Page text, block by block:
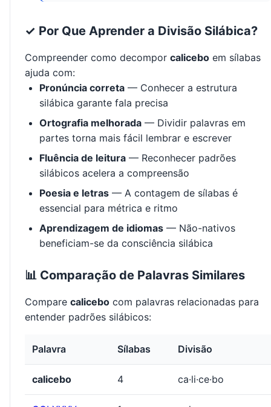
✓ Por Que Aprender a Divisão Silábica?
Compreender como decompor calicebo em sílabas
ajuda com:
Pronúncia correta — Conhecer a estrutura
silábica garante fala precisa
Ortografia melhorada — Dividir palavras em
partes torna mais fácil lembrar e escrever
Fluência de leitura — Reconhecer padrões
silábicos acelera a compreensão
Poesia e letras — A contagem de sílabas é
essencial para métrica e ritmo
Aprendizagem de idiomas — Não-nativos
beneficiam-se da consciência silábica
📊 Comparação de Palavras Similares
Compare calicebo com palavras relacionadas para
entender padrões silábicos:
Palavra Sílabas Divisão
calicebo 4 ca·li·ce·bo